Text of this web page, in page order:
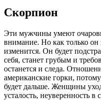
Скорпион
Эти мужчины умеют
внимание. Но как только
изменится. Он будет
себя, станет грубым и
останется и следа.
американские горки,
будет дальше. Женщины
усталость, неуверенность в